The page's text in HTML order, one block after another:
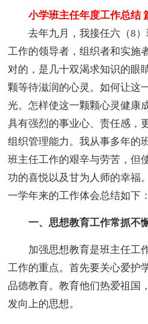
小学班主任年度工作总结
去年九月，我接任六（8
工作的领导者，组织者和实施
对的，是几十双渴求知识的眼
颗等待滋润的心灵。如何让这
光。怎样使这一颗颗心灵健康
具有强烈的事业心、责任感，
组织管理能力。我从事多年的
班主任工作的艰辛与劳苦，但
功的喜悦以及甘为人师的幸福
一学年来的工作体会总结如下：
一、思想教育工作常抓不懈
加强思想教育是班主任工
工作的重点。首先要关心爱护
品德教育。教育他们热爱祖国
发向上的思想。